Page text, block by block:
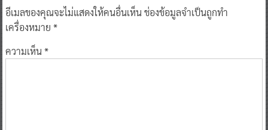
อีเมลของคุณจะไม่แสดงให้คนอื่นเห็นช่องข้อมูลจำเป็นถูกทำ
เครื่องหมาย *
ความเห็น*